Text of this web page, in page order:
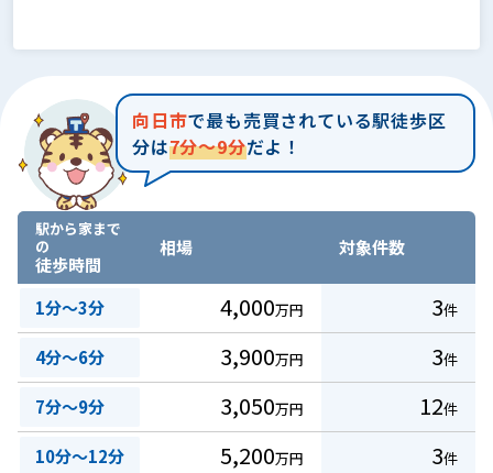
向日市で最も売買されている駅徒歩区
分は7分～9分だよ！
駅から家まで
の
徒歩時間
相場 対象件数
1分～3分 4,000万円 3件
4分～6分 3,900万円 3件
7分～9分 3,050万円 12件
10分～12分 5,200万円 3件